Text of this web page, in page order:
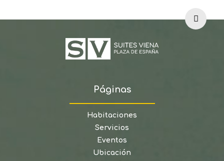
Páginas
Habitaciones
Servicios
Eventos
Ubicación